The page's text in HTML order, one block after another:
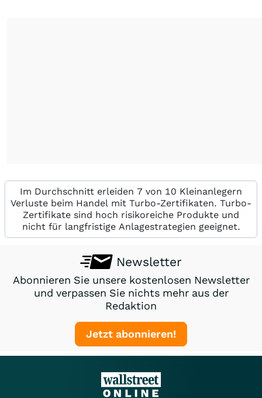
Im Durchschnitt erleiden 7 von 10 Kleinanlegern
Verluste beim Handel mit Turbo-Zertifikaten. Turbo-
Zertifikate sind hoch risikoreiche Produkte und
nicht für langfristige Anlagestrategien geeignet.
Newsletter
Abonnieren Sie unsere kostenlosen Newsletter
und verpassen Sie nichts mehr aus der
Redaktion
Jetzt abonnieren!